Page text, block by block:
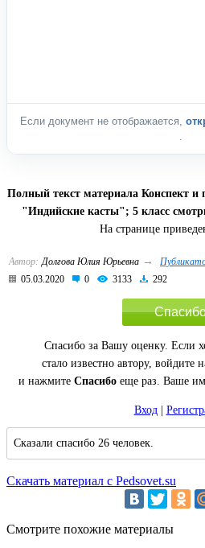
Если документ не отображается,
Полный текст материала Конспект и
"Индийские касты"; 5 класс
На странице
Автор: Долгова Юлия Юрьевна →
05.03.2020
0 3133 292
Спасибо за Вашу оценку. Если
стало известно автору, войдите
и нажмите Спасибоеще раз. Ваше
Вход|
Сказали спасибо 26 человек.
Скачать материал с Pedsovet.su
Смотрите похожие материалы